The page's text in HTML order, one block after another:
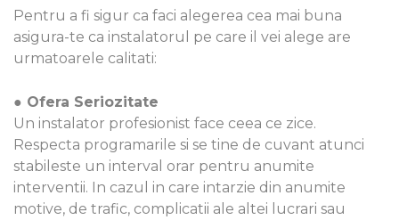
Pentru a fi sigur ca faci alegerea cea mai buna
asigura-te ca instalatorul pe care il vei alege are
urmatoarele calitati:
● Ofera Seriozitate
Un instalator profesionist face ceea ce zice.
Respecta programarile si se tine de cuvant atunci
stabileste un interval orar pentru anumite
interventii. In cazul in care intarzie din anumite
motive, de trafic, complicatii ale altei lucrari sau